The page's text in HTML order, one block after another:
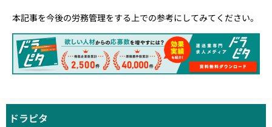
本記事を今後の労務管理をする上での参考にしてみてください。
ドラピタ